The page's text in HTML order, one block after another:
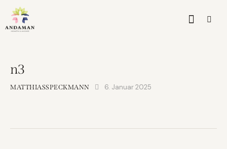
n3
MATTHIASSPECKMANN 6. Januar 2025